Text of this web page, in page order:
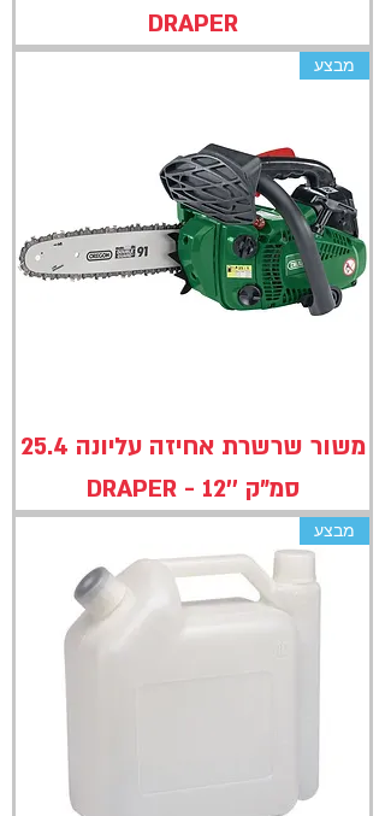
DRAPER
מבצע
משור שרשרת אחיזה עליונה 25.4
סמ"ק ''12 - DRAPER
מבצע